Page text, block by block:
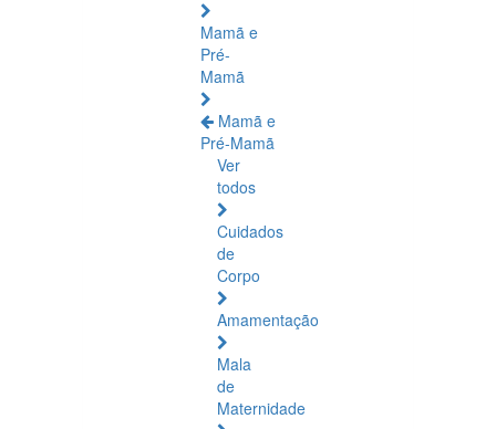
Mamã e
Pré-
Mamã
Mamã e
Pré-Mamã
Ver
todos
Cuidados
de
Corpo
Amamentação
Mala
de
Maternidade